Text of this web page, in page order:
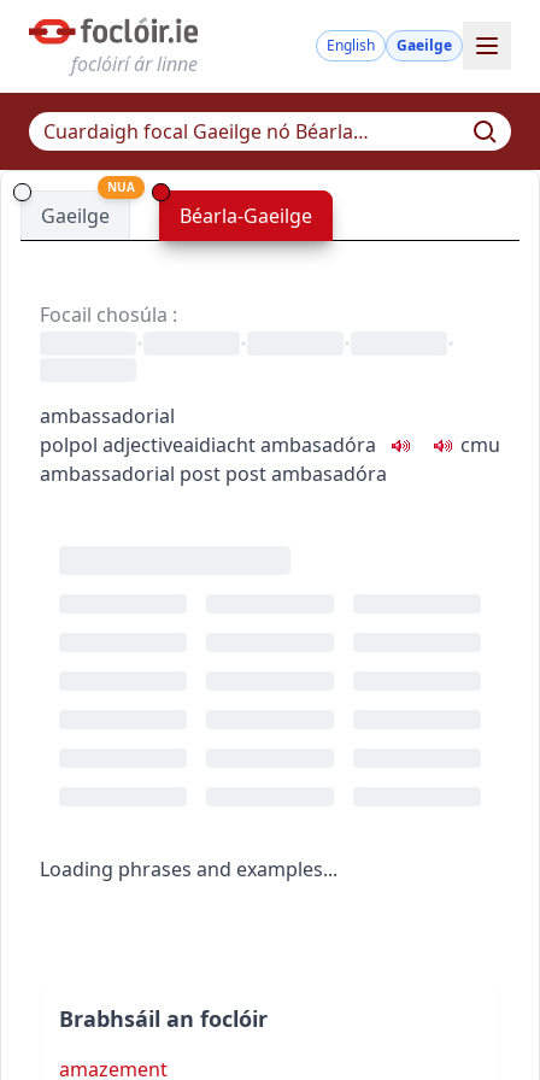
foclóirí ár linne
English Gaeilge
Gaeilge
NUA
Béarla-Gaeilge
Focail chosúla :
•
• • •
ambassadorial
polpol adjectiveaidiachtambasadóra cmu
ambassadorial post post ambasadóra
Loading phrases and examples...
Brabhsáil an foclóir
amazement